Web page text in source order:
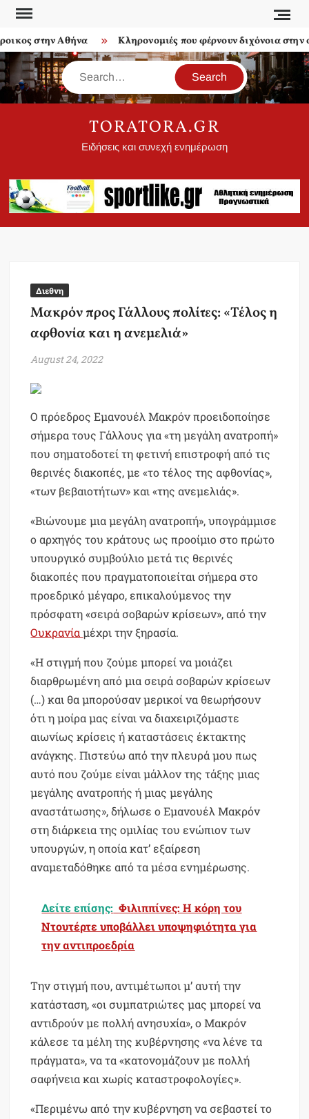
Skip
contentστην Αθήνα Κληρονομιές που φέρνουν διχόνοια στην
Search
TORATORA.GR
Ειδήσεις και συνεχή ενημέρωση
Διεθνη
Μακρόν προς Γάλλους πολίτες: «Τέλος η
αφθονία και η ανεμελιά»
August 24, 2022
Ο πρόεδρος Εμανουέλ Μακρόν προειδοποίησε
σήμερα τους Γάλλους για «τη μεγάλη ανατροπή»
που σηματοδοτεί τη φετινή επιστροφή από τις
θερινές διακοπές, με «το τέλος της αφθονίας»,
«των βεβαιοτήτων» και «της ανεμελιάς».
«Βιώνουμε μια μεγάλη ανατροπή», υπογράμμισε
ο αρχηγός του κράτους ως προοίμιο στο πρώτο
υπουργικό συμβούλιο μετά τις θερινές
διακοπές που πραγματοποιείται σήμερα στο
προεδρικό μέγαρο, επικαλούμενος την
πρόσφατη «σειρά σοβαρών κρίσεων», από την
Ουκρανίαμέχρι την ξηρασία.
«Η στιγμή που ζούμε μπορεί να μοιάζει
διαρθρωμένη από μια σειρά σοβαρών κρίσεων
(…) και θα μπορούσαν μερικοί να θεωρήσουν
ότι η μοίρα μας είναι να διαχειριζόμαστε
αιωνίως κρίσεις ή καταστάσεις έκτακτης
ανάγκης. Πιστεύω από την πλευρά μου πως
αυτό που ζούμε είναι μάλλον της τάξης μιας
μεγάλης ανατροπής ή μιας μεγάλης
αναστάτωσης», δήλωσε ο Εμανουέλ Μακρόν
στη διάρκεια της ομιλίας του ενώπιον των
υπουργών, η οποία κατ’ εξαίρεση
αναμεταδόθηκε από τα μέσα ενημέρωσης.
Δείτε επίσης: Φιλιππίνες: Η κόρη του
Ντουτέρτε υποβάλλει υποψηφιότητα για
την αντιπροεδρία
Την στιγμή που, αντιμέτωποι μ’ αυτή την
κατάσταση, «οι συμπατριώτες μας μπορεί να
αντιδρούν με πολλή ανησυχία», ο Μακρόν
κάλεσε τα μέλη της κυβέρνησης «να λένε τα
πράγματα», να τα «κατονομάζουν με πολλή
σαφήνεια και χωρίς καταστροφολογίες».
«Περιμένω από την κυβέρνηση να σεβαστεί το